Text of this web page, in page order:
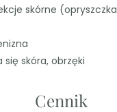
skórne
się skóra, obrzęki
Cennik